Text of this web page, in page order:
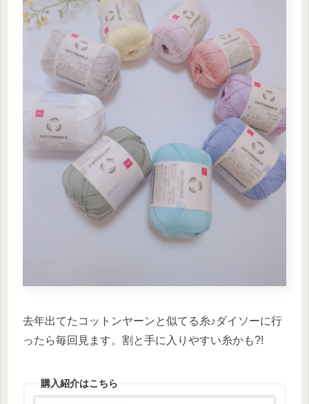
去年出てたコットンヤーンと似てる糸♪ダイソーに行
ったら毎回見ます。割と手に入りやすい糸かも?!
購入紹介はこちら